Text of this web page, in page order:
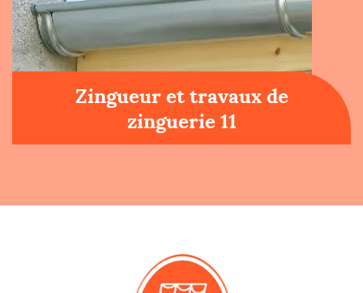
Zingueur et travaux de
zinguerie 11